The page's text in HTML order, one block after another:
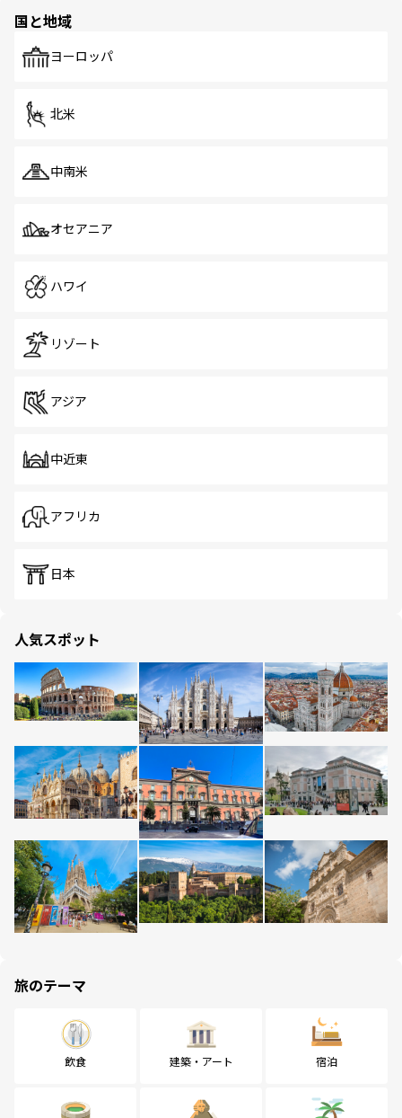
国と地域
ヨーロッパ
北米
中南米
オセアニア
ハワイ
リゾート
アジア
中近東
アフリカ
日本
人気スポット
旅のテーマ
飲食 建築・アート 宿泊